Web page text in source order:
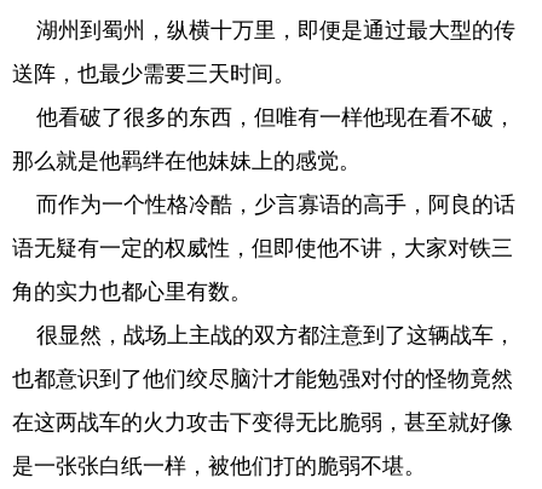
湖州到蜀州，纵横十万里，即便是通过最大型的传
送阵，也最少需要三天时间。
他看破了很多的东西，但唯有一样他现在看不破，
那么就是他羁绊在他妹妹上的感觉。
而作为一个性格冷酷，少言寡语的高手，阿良的话
语无疑有一定的权威性，但即使他不讲，大家对铁三
角的实力也都心里有数。
很显然，战场上主战的双方都注意到了这辆战车，
也都意识到了他们绞尽脑汁才能勉强对付的怪物竟然
在这两战车的火力攻击下变得无比脆弱，甚至就好像
是一张张白纸一样，被他们打的脆弱不堪。